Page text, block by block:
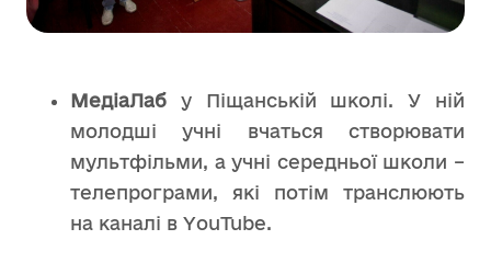
МедіаЛаб у Піщанській школі. У ній
молодші учні вчаться створювати
мультфільми, а учні середньої школи –
телепрограми, які потім транслюють
на каналі в YouTube.